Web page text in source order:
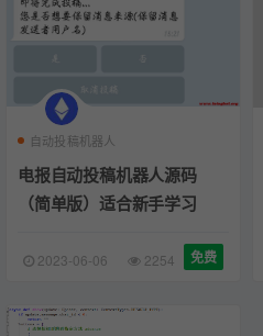
自动投稿机器人
电报自动投稿机器人源码
（简单版）适合新手学习
2023-06-06 2254 免费